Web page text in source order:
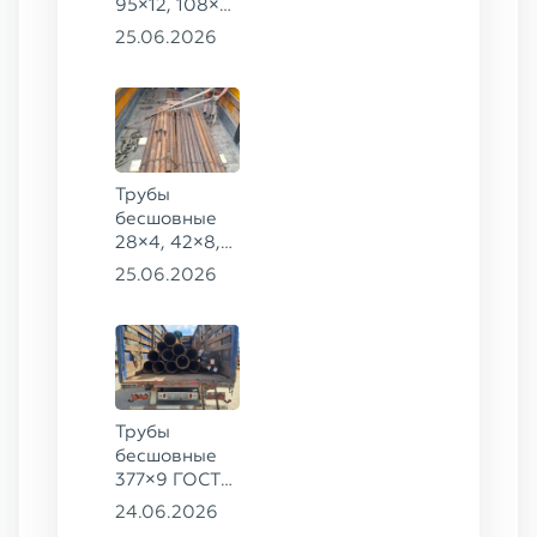
95×12, 108×6,
159×32,
09Г2С
25.06.2026
Трубы
бесшовные
28×4, 42×8,
73×14,
20
25.06.2026
Трубы
бесшовные
377×9 ГОСТ
8732-78, ст.
24.06.2026